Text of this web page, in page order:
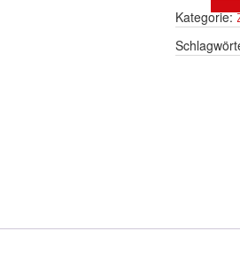
Kategorie: